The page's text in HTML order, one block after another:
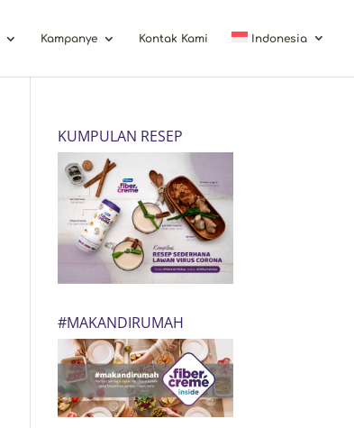
Kampanye Kontak Kami Indonesia
KUMPULAN RESEP
#MAKANDIRUMAH